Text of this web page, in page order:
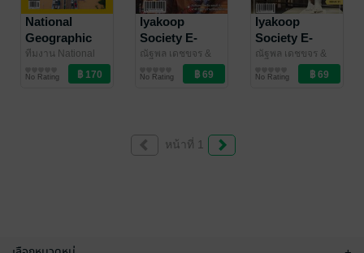
National
Geographic
No. 294
ทีมงาน National
Geographic /
Amarin Magazine
นิตยสารความรู้
No Rating
Iyakoop
Society E-
Magazine
Issue 16
ณัฐพล เดชขจร &
Iyakoop_Society
นิตยสารความรู้
No Rating
Iyakoop
Society E-
Magazine
Issue 21
ณัฐพล เดชขจร &
Iyakoop_Society
นิตยสารความรู้
No Rating
หน้าที่ 1